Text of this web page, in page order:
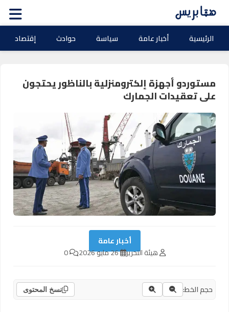
الرئيسية أخبار عامة سياسة حوادث إقتصاد
مستوردو أجهزة إلكترومنزلية بالناظور يحتجون
على تعقيدات الجمارك
أخبار عامة
هيئة التحرير 26 مايو 2026 0
حجم الخط: نسخ المحتوى